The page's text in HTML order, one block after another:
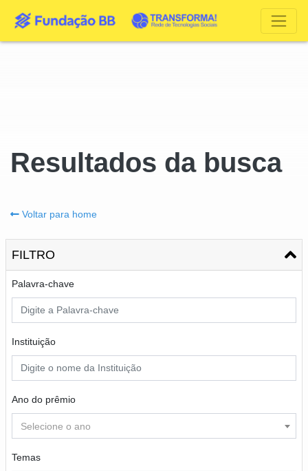
Resultados da busca
Voltar para home
FILTRO
Palavra-chave
Instituição
Ano do prêmio
Selecione o ano
Temas